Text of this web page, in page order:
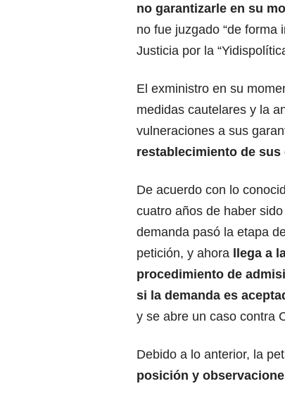
no garantizarle en su
no fue juzgado “de forma
Justicia por la
El exministro en su
medidas cautelares y la
vulneraciones a sus
restablecimiento de
De acuerdo con lo
cuatro años de haber
demanda pasó la etapa
petición, y ahora llega a
procedimiento de
si la demanda es
y se abre un caso contra
Debido a lo anterior, la
posición y